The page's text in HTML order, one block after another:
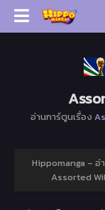
อ่านการ์ตูนเรื่อง
Hippomanga – อ่
Assorted